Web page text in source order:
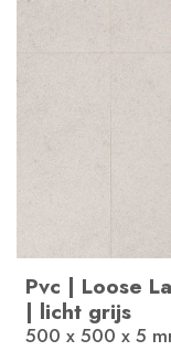
Pvc | Loose
| licht grijs
500 x 500 x 5